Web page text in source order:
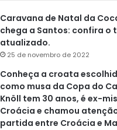
Caravana de Natal da
chega a Santos: confira o
atualizado.
25 de novembro de 2022
Conheça a croata
como musa da Copa do
Knöll tem 30 anos, é ex-
Croácia e chamou
partida entre Croácia e